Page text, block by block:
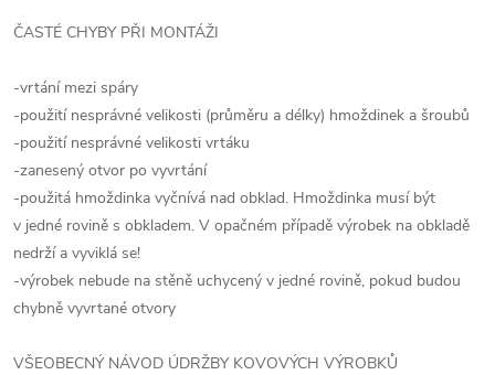
ČASTÉ CHYBY PŘI MONTÁŽI
-vrtání mezi spáry
-použití nesprávné velikosti (průměru a délky) hmoždinek a šroubů
-použití nesprávné velikosti vrtáku
-zanesený otvor po vyvrtání
-použitá hmoždinka vyčnívá nad obklad. Hmoždinka musí být
v jedné rovině s obkladem. V opačném případě výrobek na obkladě
nedrží a vyviklá se!
-výrobek nebude na stěně uchycený v jedné rovině, pokud budou
chybně vyvrtané otvory
VŠEOBECNÝ NÁVOD ÚDRŽBY KOVOVÝCH VÝROBKŮ